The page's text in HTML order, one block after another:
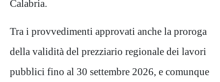
Calabria.
Tra i provvedimenti approvati anche la proroga
della validità del prezziario regionale dei lavori
pubblici fino al 30 settembre 2026, e comunque